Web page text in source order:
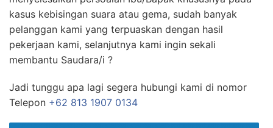
kasus kebisingan suara atau gema, sudah banyak
pelanggan kami yang terpuaskan dengan hasil
pekerjaan kami, selanjutnya kami ingin sekali
membantu Saudara/i ?
Jadi tunggu apa lagi segera hubungi kami di nomor
Telepon +62 813 1907 0134